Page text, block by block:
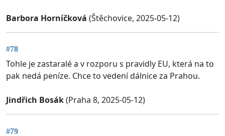
Barbora Horníčková (Štěchovice, 2025-05-12)
#78
Tohle je zastaralé a v rozporu s pravidly EU, která na to
pak nedá peníze. Chce to vedení dálnice za Prahou.
Jindřich Bosák(Praha 8, 2025-05-12)
#79